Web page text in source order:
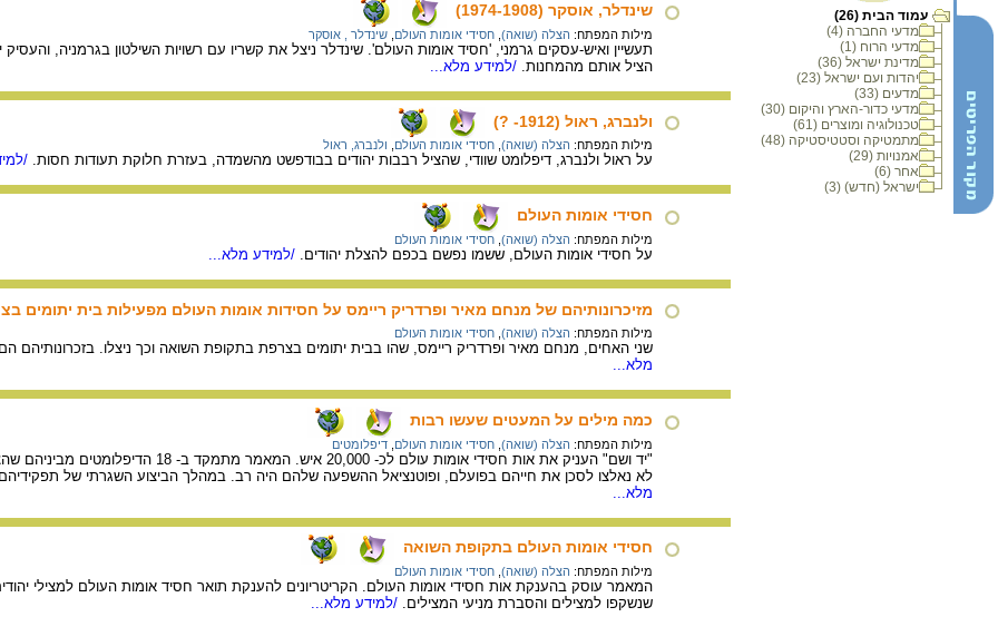
עמוד הבית (26)
מדעי החברה (4)
מדעי הרוח (1)
מדינת ישראל (36)
יהדות ועם ישראל (23)
מדעים (33)
מדעי כדור-הארץ והיקום (30)
טכנולוגיה ומוצרים (61)
מתמטיקה וסטטיסטיקה (48)
אמנויות (29)
אחר (6)
ישראל (חדש) (3)
שינדלר, אוסקר (1974-1908)
מילות המפתח: הצלה (שואה) חסידי אומות העולם שינדלר , אוסקר
תעשיין ואיש-עסקים גרמני, 'חסיד אומות העולם'. שינדלר ניצל את קשריו עם רשויות השילטון בגרמניה,
הציל אותם מהמחנות. /למידע מלא...
ולנברג, ראול (1912- ?)
מילות המפתח: הצלה (שואה) חסידי אומות העולם ולנברג, ראול
על ראול ולנברג, דיפלומט שוודי, שהציל רבבות יהודים בבודפשט מהשמדה, בעזרת חלוקת תעודות חסות. /
חסידי אומות העולם
מילות המפתח: הצלה (שואה) חסידי אומות העולם
על חסידי אומות העולם, ששמו נפשם בכפם להצלת יהודים. /למידע מלא...
מזיכרונותיהם של מנחם מאיר ופרדריק ריימס על חסידות אומות העולם מפעילות בית יתומים
מילות המפתח: הצלה (שואה) חסידי אומות העולם
שני האחים, מנחם מאיר ופרדריק ריימס, שהו בבית יתומים בצרפת בתקופת השואה וכך ניצלו. בזכרונותיהם
מלא...
כמה מילים על המעטים שעשו רבות
מילות המפתח: הצלה (שואה) חסידי אומות העולם דיפלומטים
"יד ושם" העניק את אות חסידי אומות עולם
לא נאלצו לסכן את חייהם בפועלם, ופוטנציאל ההשפעה שלהם היה רב. במהלך הביצוע השגרתי של
מלא...
חסידי אומות העולם בתקופת השואה
מילות המפתח: הצלה (שואה) חסידי אומות העולם
המאמר עוסק בהענקת אות חסידי אומות העולם. הקריטריונים להענקת תואר חסיד אומות העולם למצילי
שנשקפו למצילים והסברת מניעי המצילים. /למידע מלא...